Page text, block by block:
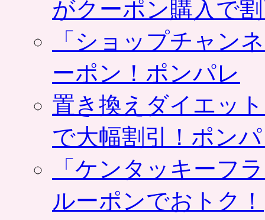
がクーポン購入で
「ショップチャン
ーポン！ポンパレ
置き換えダイエッ
で大幅割引！ポン
「ケンタッキーフ
ルーポンでおトク！